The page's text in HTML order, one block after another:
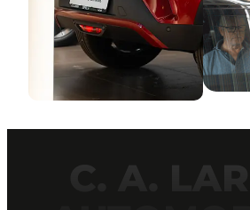
C. A.